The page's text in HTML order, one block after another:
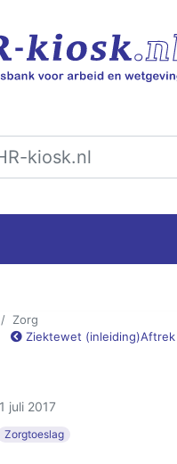
Zorg
Ziektewet (inleiding)
juli 2017
Zorgtoeslag